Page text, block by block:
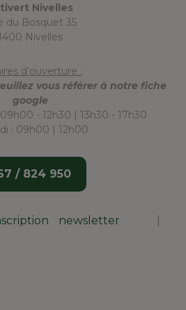
Nivelles
du Bosquet 35
Nivelles
d'ouverture :
vous référer à notre fiche
google
- 12h30 | 13h30 - 17h30
: 09h00 | 12h00
/ 824 950
newsletter